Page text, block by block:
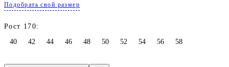
Подобрать свой размер
Рост 170:
40
42 44 46 48 50 52 54 56 58